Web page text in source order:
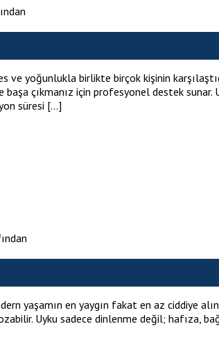
ve yoğunlukla birlikte birçok kişinin
çıkmanız için profesyonel destek
süresi […]
yaşamın en yaygın fakat en az ciddiye
Uyku sadece dinlenme değil; hafıza,